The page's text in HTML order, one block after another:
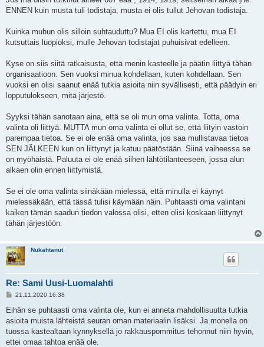
t
ENNEN kuin musta tuli todistaja, musta ei olis tullut Jehovan todistaja.
Kuinka muhun olis silloin suhtauduttu? Mua EI olis kartettu, mua EI
kutsuttais luopioksi, mulle Jehovan todistajat puhuisivat edelleen.
Kyse on siis siitä ratkaisusta, että menin kasteelle ja päätin liittyä tähän
organisaatioon. Sen vuoksi minua kohdellaan, kuten kohdellaan. Sen
vuoksi en olisi saanut enää tutkia asioita niin syvällisesti, että päädyin eri
lopputulokseen, mitä järjestö.
Syyksi tähän sanotaan aina, että se oli mun oma valinta. Totta, oma
valinta oli liittyä. MUTTA mun oma valinta ei ollut se, että liityin vastoin
parempaa tietoa. Se ei ole enää oma valinta, jos saa mullistavaa tietoa
SEN JÄLKEEN kun on liittynyt ja katuu päätöstään. Siinä vaiheessa se
on myöhäistä. Paluuta ei ole enää siihen lähtötilanteeseen, jossa alun
alkaen olin ennen liittymistä.
Se ei ole oma valinta siinäkään mielessä, että minulla ei käynyt
mielessäkään, että tässä tulisi käymään näin. Puhtaasti oma valintani
kaiken tämän saadun tiedon valossa olisi, etten olisi koskaan liittynyt
tähän järjestöön.
Nukahtanut
Re: Sami Uusi-Luomalahti
V
e
t
i
21.11.2020 16:38
Eihän se puhtaasti oma valinta ole, kun ei anneta mahdollisuutta tutkia
asioita muista lähteistä seuran oman materiaalin lisäksi. Ja monella on
tuossa kastealtaan kynnyksellä jo rakkauspommitus tehonnut niin hyvin,
ettei omaa tahtoa enää ole.